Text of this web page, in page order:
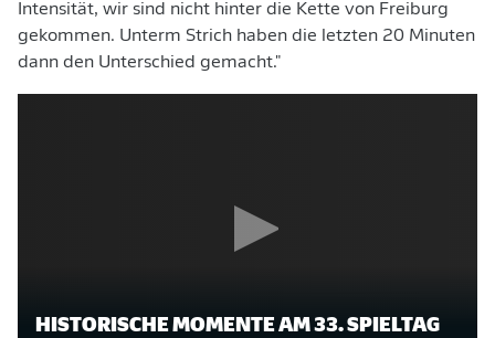
Intensität, wir sind nicht hinter die Kette von Freiburg
gekommen. Unterm Strich haben die letzten 20 Minuten
dann den Unterschied gemacht."
HISTORISCHE MOMENTE AM 33. SPIELTAG